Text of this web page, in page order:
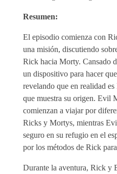
Resumen:
El episodio comienza con
una misión, discutiendo
Rick hacia Morty. Cansado
un dispositivo para hacer
revelando que en realidad
que muestra su origen. Evil
comienzan a viajar por
Ricks y Mortys, mientras
seguro en su refugio en el
por los métodos de Rick
Durante la aventura, Rick y